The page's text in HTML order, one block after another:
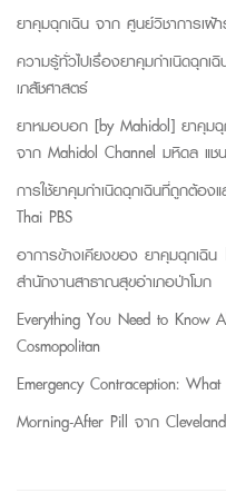
ยาคุมฉุกเฉิน จาก ศูนย์วิชาการเฝ้
ความรู้ทั่วไปเรื่องยาคุมกำเนิดฉุกเ
เภสัชศาสตร์
ยาหมอบอก [by Mahidol] ยาคุม
จาก Mahidol Channel มหิดล แช
การใช้ยาคุมกำเนิดฉุกเฉินที่ถูกต้อ
Thai PBS
อาการข้างเคียงของ ยาคุมฉุกเฉิ
สำนักงานสาธาณสุขอำเภอป่าโมก
Everything You Need to Know
Cosmopolitan
Emergency Contraception:
Morning-After Pill จาก